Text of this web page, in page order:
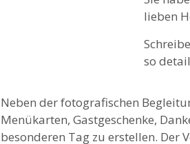
lieben
so
Neben der fotografischen
Menükarten, Gastgeschenke,
besonderen Tag zu erstellen. Der